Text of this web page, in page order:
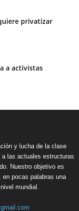
privatizar
a activistas
y lucha de la clase
las actuales estructuras
Nuestro objetivo es
pocas palabras una
mundial.